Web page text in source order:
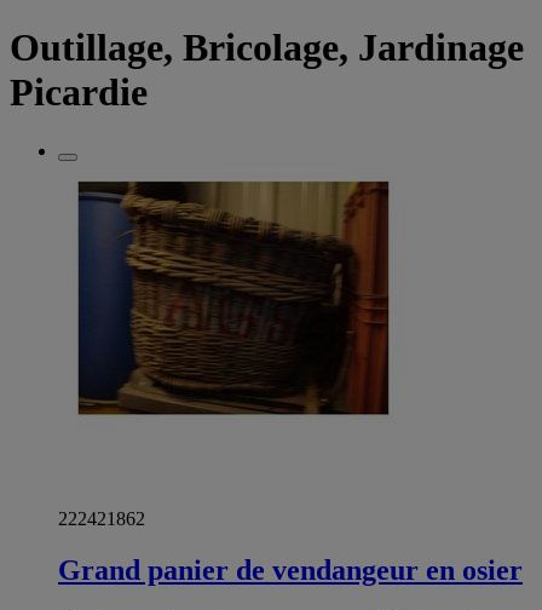
Outillage, Bricolage, Jardinage
Picardie
222421862
Grand panier de vendangeur en osier